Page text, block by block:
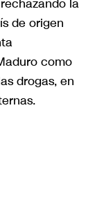
la
de origen
como
drogas, en